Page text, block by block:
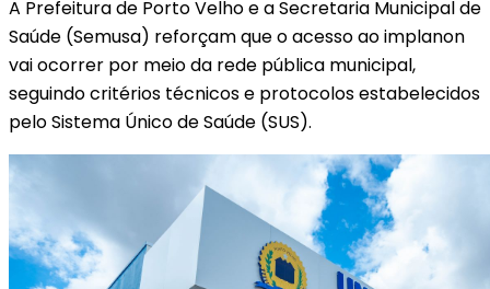
A Prefeitura de Porto Velho e a Secretaria Municipal de
Saúde (Semusa) reforçam que o acesso ao implanon
vai ocorrer por meio da rede pública municipal,
seguindo critérios técnicos e protocolos estabelecidos
pelo Sistema Único de Saúde (SUS).